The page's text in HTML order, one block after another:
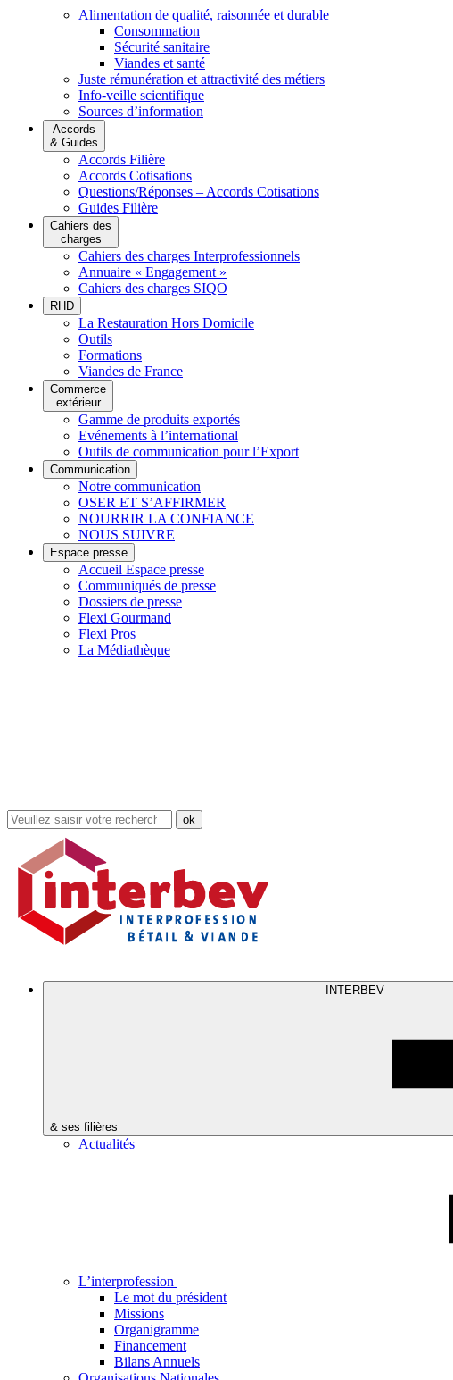
Alimentation de qualité, raisonnée et durable
Consommation
Sécurité sanitaire
Viandes et santé
Juste rémunération et attractivité des métiers
Info-veille scientifique
Sources d’information
Accords
& Guides
Accords Filière
Accords Cotisations
Questions/Réponses – Accords Cotisations
Guides Filière
Cahiers des
charges
Cahiers des charges Interprofessionnels
Annuaire « Engagement »
Cahiers des charges SIQO
RHD
La Restauration Hors Domicile
Outils
Formations
Viandes de France
Commerce
extérieur
Gamme de produits exportés
Evénements à l’international
Outils de communication pour l’Export
Communication
Notre communication
OSER ET S’AFFIRMER
NOURRIR LA CONFIANCE
NOUS SUIVRE
Espace presse
Accueil Espace presse
Communiqués de presse
Dossiers de presse
Flexi Gourmand
Flexi Pros
La Médiathèque
Rechercher
dans
site
INTERBEV
& ses filières
Actualités
L’interprofession
Le mot du président
Missions
Organigramme
Financement
Bilans Annuels